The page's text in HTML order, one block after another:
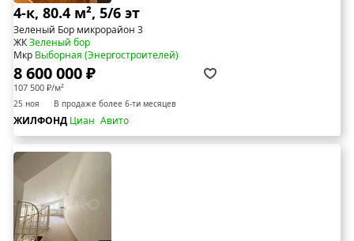
4-к, 80.4 м², 5/6 эт
Зеленый Бор микрорайон 3
ЖКЗеленый бор
Мкр Выборная (Энергостроителей)
8 600 000 ₽
107 500 ₽/м²
25 ноя В продаже более 6-ти месяцев
ЖИЛФОНД Циан Авито